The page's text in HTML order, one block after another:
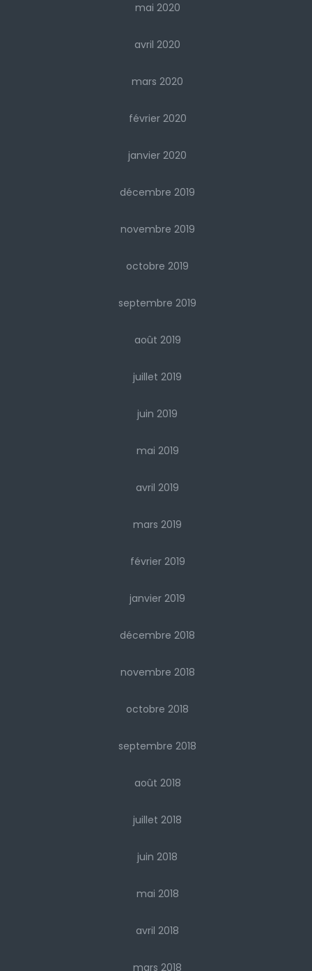
mai 2020
avril 2020
mars 2020
février 2020
janvier 2020
décembre 2019
novembre 2019
octobre 2019
septembre 2019
août 2019
juillet 2019
juin 2019
mai 2019
avril 2019
mars 2019
février 2019
janvier 2019
décembre 2018
novembre 2018
octobre 2018
septembre 2018
août 2018
juillet 2018
juin 2018
mai 2018
avril 2018
mars 2018